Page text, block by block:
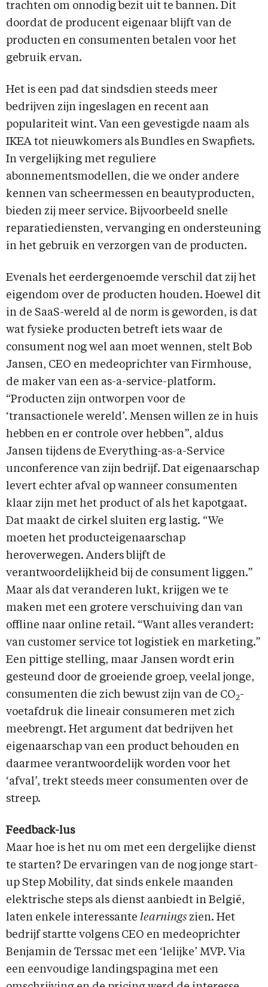
trachten om onnodig bezit uit te bannen. Dit
doordat de producent eigenaar blijft van de
producten en consumenten betalen voor het
gebruik ervan.
Het is een pad dat sindsdien steeds meer
bedrijven zijn ingeslagen en recent aan
populariteit wint. Van een gevestigde naam als
IKEA tot nieuwkomers als Bundles en Swapfiets.
In vergelijking met reguliere
abonnementsmodellen, die we onder andere
kennen van scheermessen en beautyproducten,
bieden zij meer service. Bijvoorbeeld snelle
reparatiediensten, vervanging en ondersteuning
in het gebruik en verzorgen van de producten.
Evenals het eerdergenoemde verschil dat zij het
eigendom over de producten houden. Hoewel dit
in de SaaS-wereld al de norm is geworden, is dat
wat fysieke producten betreft iets waar de
consument nog wel aan moet wennen, stelt Bob
Jansen, CEO en medeoprichter van Firmhouse,
de maker van een as-a-service-platform.
“Producten zijn ontworpen voor de
‘transactionele wereld’. Mensen willen ze in huis
hebben en er controle over hebben”, aldus
Jansen tijdens de Everything-as-a-Service
unconference van zijn bedrijf. Dat eigenaarschap
levert echter afval op wanneer consumenten
klaar zijn met het product of als het kapotgaat.
Dat maakt de cirkel sluiten erg lastig. “We
moeten het producteigenaarschap
heroverwegen. Anders blijft de
verantwoordelijkheid bij de consument liggen.”
Maar als dat veranderen lukt, krijgen we te
maken met een grotere verschuiving dan van
offline naar online retail. “Want alles verandert:
van customer service tot logistiek en marketing.”
Een pittige stelling, maar Jansen wordt erin
gesteund door de groeiende groep, veelal jonge,
consumenten die zich bewust zijn van de CO2-
voetafdruk die lineair consumeren met zich
meebrengt. Het argument dat bedrijven het
eigenaarschap van een product behouden en
daarmee verantwoordelijk worden voor het
‘afval’, trekt steeds meer consumenten over de
streep.
Feedback-lus
Maar hoe is het nu om met een dergelijke dienst
te starten? De ervaringen van de nog jonge start-
up Step Mobility, dat sinds enkele maanden
elektrische steps als dienst aanbiedt in België,
laten enkele interessante learnings zien. Het
bedrijf startte volgens CEO en medeoprichter
Benjamin de Terssac met een ‘lelijke’ MVP. Via
een eenvoudige landingspagina met een